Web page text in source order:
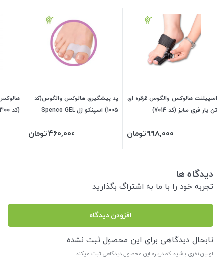
اسپیلنت هالوکس والگوس قرقره ای
تن یار فری سایز (کد 7014)
998,000تومان
پد پیشگیری هالوکس والگوس(کد
1005) اسپنکو ژل Spenco GEL
460,000تومان
(کد 340300)
دیدگاه ها
تجربه خود را با ما به اشتراگ بگذارید
افزودن دیدگاه
تابحال دیدگاهی برای این محصول ثبت نشده
اولین نفری باشید که درباره این محصول دیدگاهی ثبت میکند